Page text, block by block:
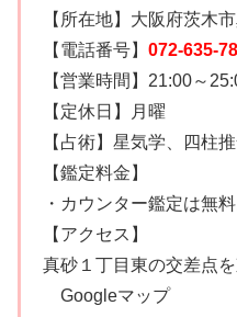
【所在地】大阪府茨木
【電話番号】 072-635-
【営業時間】21:00～
【定休日】月曜
【占術】星気学、四柱
【鑑定料金】
・カウンター鑑定は無料
【アクセス】
真砂１丁目東の交差点
Googleマップ